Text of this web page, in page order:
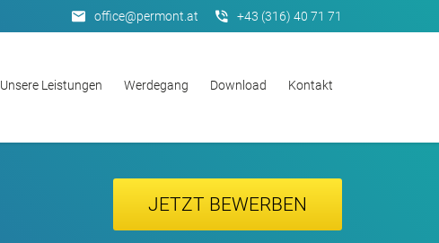
office@permont.at +43 (316) 40 71 71
Unsere Leistungen Werdegang Download Kontakt
JETZT BEWERBEN